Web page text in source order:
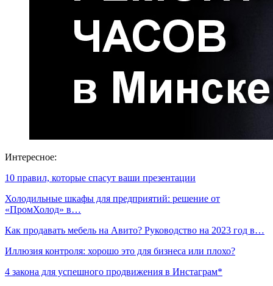
Интересное:
10 правил, которые спасут ваши презентации
Холодильные шкафы для предприятий: решение от
«ПромХолод» в…
Как продавать мебель на Авито? Руководство на 2023 год в…
Иллюзия контроля: хорошо это для бизнеса или плохо?
4 закона для успешного продвижения в Инстаграм*